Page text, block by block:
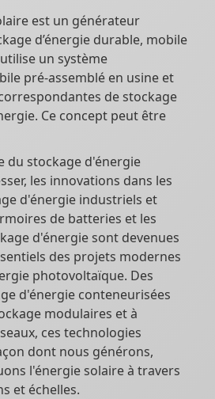
est un générateur
d’énergie durable, mobile
un système
pré-assemblé en usine et
de stockage
Ce concept peut être
du stockage d'énergie
les innovations dans les
d'énergie industriels et
de batteries et les
d'énergie sont devenues
des projets modernes
photovoltaïque. Des
d'énergie conteneurisées
modulaires et à
ces technologies
dont nous générons,
l'énergie solaire à travers
et échelles.